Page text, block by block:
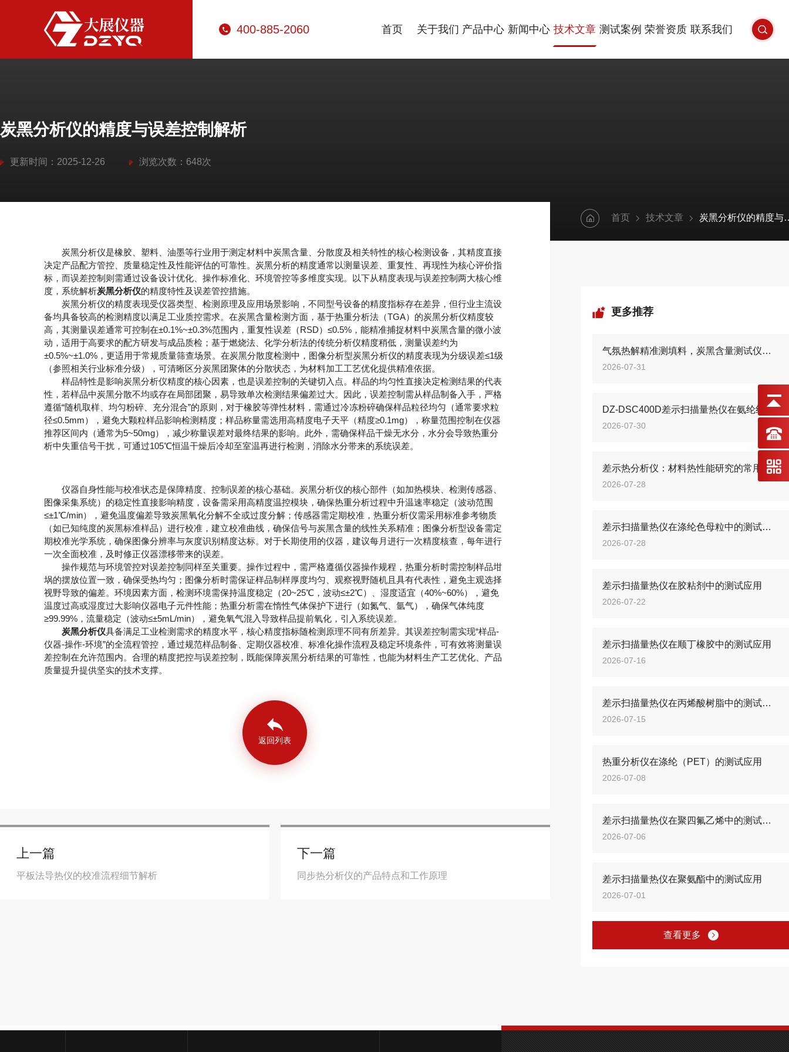
400-885-2060 首页 关于我们 产品中心 新闻中心 技术文章 测试案例 荣誉资质 联系我们
炭黑分析仪的精度与误差控制解析
更新时间：2025-12-26 浏览次数：648次
首页 技术文章 炭黑分析仪的精度与误差控制解析
更多推荐
气氛热解精准测填料，炭黑含量测试仪筑牢高分子质控防线
2026-07-31
DZ-DSC400D差示扫描量热仪在氨纶纤维的测试应用
2026-07-30
差示热分析仪：材料热性能研究的常用检测设备
2026-07-28
差示扫描量热仪在涤纶色母粒中的测试应用
2026-07-28
差示扫描量热仪在胶粘剂中的测试应用
2026-07-22
差示扫描量热仪在顺丁橡胶中的测试应用
2026-07-16
差示扫描量热仪在丙烯酸树脂中的测试应用
2026-07-15
热重分析仪在涤纶（PET）的测试应用
2026-07-08
差示扫描量热仪在聚四氟乙烯中的测试应用
2026-07-06
差示扫描量热仪在聚氨酯中的测试应用
2026-07-01
查看更多
炭黑分析仪是橡胶、塑料、油墨等行业用于测定材料中炭黑含量、分散度及相关特性的核心检测设备，其精度直接
决定产品配方管控、质量稳定性及性能评估的可靠性。炭黑分析的精度通常以测量误差、重复性、再现性为核心评价指
标，而误差控制则需通过设备设计优化、操作标准化、环境管控等多维度实现。以下从精度表现与误差控制两大核心维
度，系统解析炭黑分析仪的精度特性及误差管控措施。
炭黑分析仪的精度表现受仪器类型、检测原理及应用场景影响，不同型号设备的精度指标存在差异，但行业主流设
备均具备较高的检测精度以满足工业质控需求。在炭黑含量检测方面，基于热重分析法（TGA）的炭黑分析仪精度较
高，其测量误差通常可控制在±0.1%~±0.3%范围内，重复性误差（RSD）≤0.5%，能精准捕捉材料中炭黑含量的微小波
动，适用于高要求的配方研发与成品质检；基于燃烧法、化学分析法的传统分析仪精度稍低，测量误差约为
±0.5%~±1.0%，更适用于常规质量筛查场景。在炭黑分散度检测中，图像分析型炭黑分析仪的精度表现为分级误差≤1级
（参照相关行业标准分级），可清晰区分炭黑团聚体的分散状态，为材料加工工艺优化提供精准依据。
样品特性是影响炭黑分析仪精度的核心因素，也是误差控制的关键切入点。样品的均匀性直接决定检测结果的代表
性，若样品中炭黑分散不均或存在局部团聚，易导致单次检测结果偏差过大。因此，误差控制需从样品制备入手，严格
遵循“随机取样、均匀粉碎、充分混合”的原则，对于橡胶等弹性材料，需通过冷冻粉碎确保样品粒径均匀（通常要求粒
径≤0.5mm），避免大颗粒样品影响检测精度；样品称量需选用高精度电子天平（精度≥0.1mg），称量范围控制在仪器
推荐区间内（通常为5~50mg），减少称量误差对最终结果的影响。此外，需确保样品干燥无水分，水分会导致热重分
析中失重信号干扰，可通过105℃恒温干燥后冷却至室温再进行检测，消除水分带来的系统误差。
仪器自身性能与校准状态是保障精度、控制误差的核心基础。炭黑分析仪的核心部件（如加热模块、检测传感器、
图像采集系统）的稳定性直接影响精度，设备需采用高精度温控模块，确保热重分析过程中升温速率稳定（波动范围
≤±1℃/min），避免温度偏差导致炭黑氧化分解不全或过度分解；传感器需定期校准，热重分析仪需采用标准参考物质
（如已知纯度的炭黑标准样品）进行校准，建立校准曲线，确保信号与炭黑含量的线性关系精准；图像分析型设备需定
期校准光学系统，确保图像分辨率与灰度识别精度达标。对于长期使用的仪器，建议每月进行一次精度核查，每年进行
一次全面校准，及时修正仪器漂移带来的误差。
操作规范与环境管控对误差控制同样至关重要。操作过程中，需严格遵循仪器操作规程，热重分析时需控制样品坩
埚的摆放位置一致，确保受热均匀；图像分析时需保证样品制样厚度均匀、观察视野随机且具有代表性，避免主观选择
视野导致的偏差。环境因素方面，检测环境需保持温度稳定（20~25℃，波动≤±2℃）、湿度适宜（40%~60%），避免
温度过高或湿度过大影响仪器电子元件性能；热重分析需在惰性气体保护下进行（如氮气、氩气），确保气体纯度
≥99.99%，流量稳定（波动≤±5mL/min），避免氧气混入导致样品提前氧化，引入系统误差。
炭黑分析仪具备满足工业检测需求的精度水平，核心精度指标随检测原理不同有所差异。其误差控制需实现“样品-
仪器-操作-环境”的全流程管控，通过规范样品制备、定期仪器校准、标准化操作流程及稳定环境条件，可有效将测量误
差控制在允许范围内。合理的精度把控与误差控制，既能保障炭黑分析结果的可靠性，也能为材料生产工艺优化、产品
质量提升提供坚实的技术支撑。
返回列表
上一篇
平板法导热仪的校准流程细节解析
下一篇
同步热分析仪的产品特点和工作原理